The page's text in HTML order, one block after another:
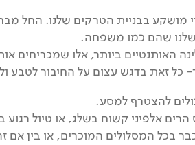
בבניית הטרקים שלנו. החל
שהם כמו משפחה.
האותנטיים ביותר, אלו שמכריחים
כל זאת בדגש עצום על החיבור לטבע
להצטרף למסע.
הרים אלפיני קשוח בשלג, או טיול רגוע
בכל המסלולים המוכרים, או בין אם